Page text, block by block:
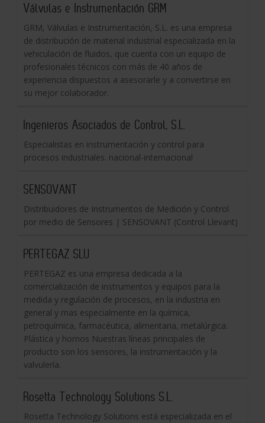
Válvulas e Instrumentación GRM
GRM, Válvulas e Instrumentación, S.L. es una empresa
de distribución de material industrial especializada en la
vehiculación de fluidos, que cuenta con un equipo de
profesionales técnicos con más de 40 años de
experiencia dispuestos a asesorarle y a convertirse en
su mejor colaborador.
Ingenieros Asociados de Control, S.L.
Especialistas en instrumentación y control para
procesos industriales. nacional-internacional
SENSOVANT
Distribuidores de Instrumentos de Medición y Control
por medio de Sensores | SENSOVANT (Control Llevant)
PERTEGAZ SLU
PERTEGAZ es una empresa dedicada a la
comercialización de instrumentos y equipos para la
medida y regulación de procesos, en la industria en
general y mas especialmente en la química,
petroquímica, farmacéutica, alimentaria, metalúrgica.
Plástica y hornos Nuestras líneas principales de
producto son los sensores, la instrumentación y la
valvulería.
Rosetta Technology Solutions S.L.
Rosetta Technology Solutions está especializada en el